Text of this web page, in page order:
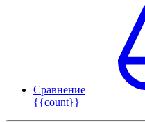
Сравнение
{{count}}